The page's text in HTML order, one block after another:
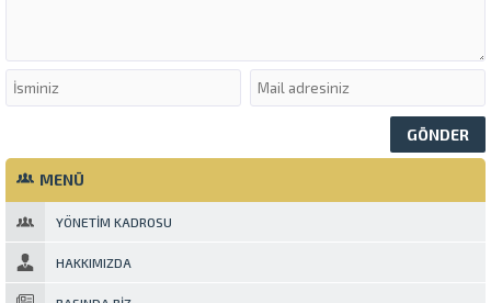
MENÜ
YÖNETIM KADROSU
HAKKIMIZDA